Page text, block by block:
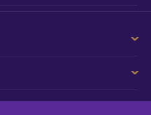
em gatas prenhes
Dipylidium caninum
combater a